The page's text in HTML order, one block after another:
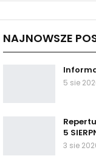
NAJNOWSZE
5 sie
5
3 sie